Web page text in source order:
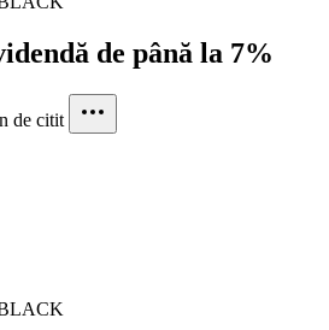
de până la 7%
de citit